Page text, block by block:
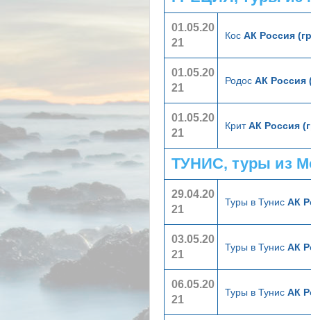
01.05.20
21
Кос АК Россия
01.05.20
21
Родос АК Россия
01.05.20
21
КритАК Россия
ТУНИС, туры из
29.04.20
21
Туры в Тунис АК
03.05.20
21
Туры в Тунис АК
06.05.20
21
Туры в Тунис АК